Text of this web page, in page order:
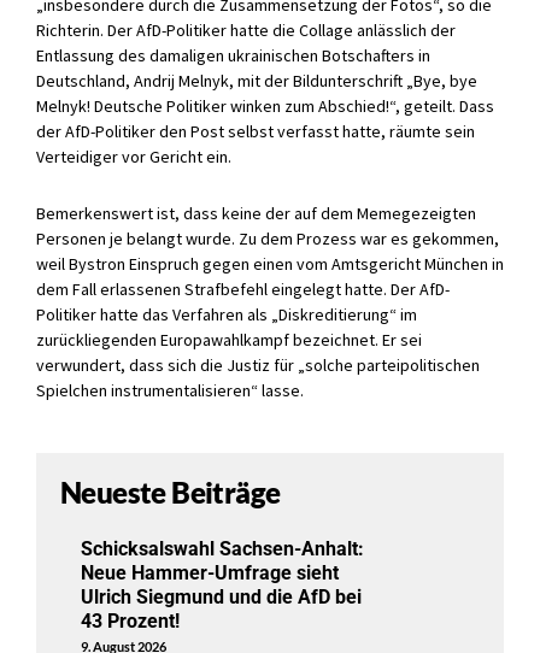
„insbesondere durch die Zusammensetzung der Fotos“, so die
Richterin. Der AfD-Politiker hatte die Collage anlässlich der
Entlassung des damaligen ukrainischen Botschafters in
Deutschland, Andrij Melnyk, mit der Bildunterschrift „Bye, bye
Melnyk! Deutsche Politiker winken zum Abschied!“, geteilt. Dass
der AfD-Politikerden Post selbst verfasst hatte, räumte sein
Verteidiger vor Gericht ein.
Bemerkenswert ist, dass keine der auf dem Memegezeigten
Personen je belangt wurde. Zu dem Prozess war es gekommen,
weilBystron Einspruch gegen einen vom Amtsgericht München in
dem Fall erlassenen Strafbefehl eingelegt hatte. Der AfD-
Politikerhatte das Verfahren als „Diskreditierung“ im
zurückliegenden Europawahlkampf bezeichnet. Er sei
verwundert, dass sich die Justiz für „solche parteipolitischen
Spielchen instrumentalisieren“ lasse.
Neueste Beiträge
Schicksalswahl Sachsen-Anhalt:
Neue Hammer-Umfrage sieht
Ulrich Siegmund und die AfD bei
43 Prozent!
9. August 2026